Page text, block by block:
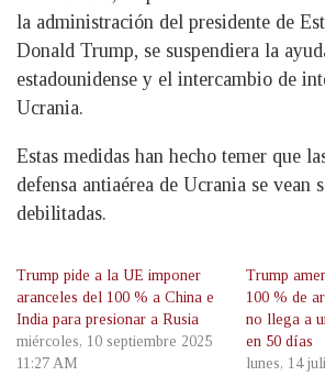
la administración del presidente de
Donald Trump, se suspendiera la
estadounidense y el intercambio de
Ucrania.
Estas medidas han hecho temer que
defensa antiaérea de Ucrania se vean
debilitadas.
Trump pide a la UE imponer
aranceles del 100 % a China e
India para presionar a Rusia
miércoles, 10 septiembre 2025
11:27 AM
Trump
100 % de
no llega a
en 50 días
lunes, 14